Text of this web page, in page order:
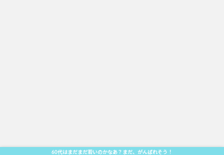
60代はまだまだ若いのかなあ？まだ、がんばれそう！